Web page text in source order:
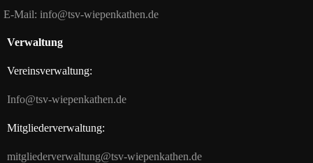
E-Mail: info@tsv-wiepenkathen.de
Verwaltung
Vereinsverwaltung:
Info@tsv-wiepenkathen.de
Mitgliederverwaltung:
mitgliederverwaltung@tsv-wiepenkathen.de